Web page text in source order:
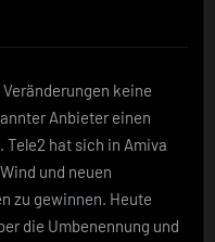
jetzt
Eine
neue
Ära
der
keine
Anbieter einen
hat sich in Amiva
und neuen
zu gewinnen. Heute
die Umbenennung und